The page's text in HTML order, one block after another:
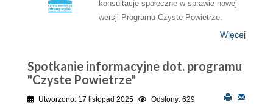
konsultacje społeczne w sprawie nowej
wersji Programu Czyste Powietrze.
Więcej
Spotkanie informacyjne dot. programu
"Czyste Powietrze"
Utworzono: 17 listopad 2025 Odsłony: 629